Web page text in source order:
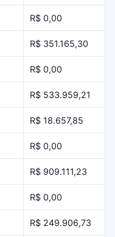
R$ 0,00
R$ 351.165,30
R$ 0,00
R$ 533.959,21
R$ 18.657,85
R$ 0,00
R$ 909.111,23
R$ 0,00
R$ 249.906,73